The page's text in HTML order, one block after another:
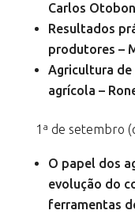
Carlos
Resultados
produtores –
Agricultura de
agrícola –
1ª de setembro
O papel dos
evolução do
ferramentas